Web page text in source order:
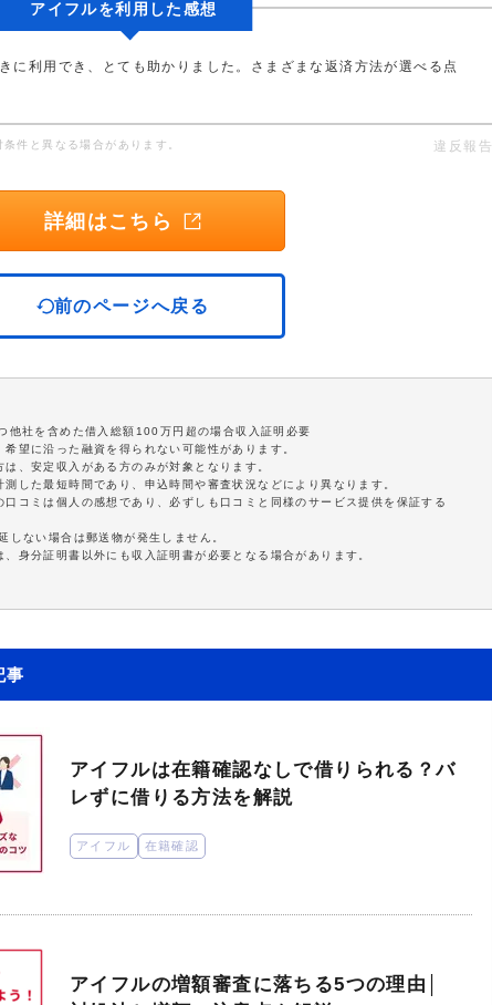
アイフルを利用した感想
に利用でき、とても助かりました。さまざまな返済方法が選べる点
件と異なる場合があります。 違反報告
詳細はこちら
前のページへ戻る
他社を含めた借入総額100万円超の場合収入証明必要
望に沿った融資を得られない可能性があります。
、安定収入がある方のみが対象となります。
した最短時間であり、申込時間や審査状況などにより異なります。
コミは個人の感想であり、必ずしも口コミと同様のサービス提供を保証する
しない場合は郵送物が発生しません。
身分証明書以外にも収入証明書が必要となる場合があります。
事
アイフルは在籍確認なしで借りられる？バ
レずに借りる方法を解説
アイフル 在籍確認
アイフルの増額審査に落ちる5つの理由│